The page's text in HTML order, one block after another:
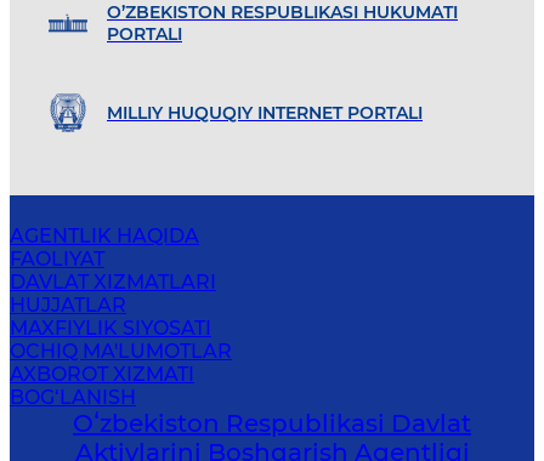
O’ZBEKISTON RESPUBLIKASI HUKUMATI
PORTALI
MILLIY HUQUQIY INTERNET PORTALI
AGENTLIK HAQIDA
FAOLIYAT
DAVLAT XIZMATLARI
HUJJATLAR
MAXFIYLIK SIYOSATI
OCHIQ MA'LUMOTLAR
AXBOROT XIZMATI
BOG‘LANISH
Oʻzbekiston Respublikasi Davlat
Aktivlarini Boshqarish Agentligi